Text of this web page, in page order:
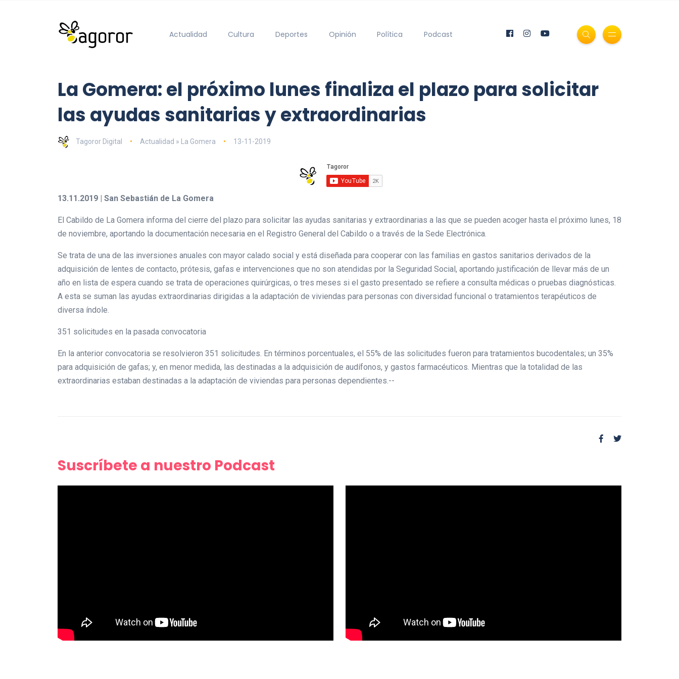
Actualidad Cultura Deportes Opinión Política Podcast
La Gomera: el próximo lunes finaliza el plazo para solicitar
las ayudas sanitarias y extraordinarias
Tagoror Digital Actualidad » La Gomera 13-11-2019
13.11.2019 | San Sebastián de La Gomera
El Cabildo de La Gomera informa del cierre del plazo para solicitar las ayudas sanitarias y extraordinarias a las que se pueden acoger hasta el próximo lunes, 18
de noviembre, aportando la documentación necesaria en el Registro General del Cabildo o a través de la Sede Electrónica.
Se trata de una de las inversiones anuales con mayor calado social y está diseñada para cooperar con las familias en gastos sanitarios derivados de la
adquisición de lentes de contacto, prótesis, gafas e intervenciones que no son atendidas por la Seguridad Social, aportando justificación de llevar más de un
año en lista de espera cuando se trata de operaciones quirúrgicas, o tres meses si el gasto presentado se refiere a consulta médicas o pruebas diagnósticas.
A esta se suman las ayudas extraordinarias dirigidas a la adaptación de viviendas para personas con diversidad funcional o tratamientos terapéuticos de
diversa índole.
351 solicitudes en la pasada convocatoria
En la anterior convocatoria se resolvieron 351 solicitudes. En términos porcentuales, el 55% de las solicitudes fueron para tratamientos bucodentales; un 35%
para adquisición de gafas; y, en menor medida, las destinadas a la adquisición de audífonos, y gastos farmacéuticos. Mientras que la totalidad de las
extraordinarias estaban destinadas a la adaptación de viviendas para personas dependientes.--
Suscríbete a nuestro Podcast